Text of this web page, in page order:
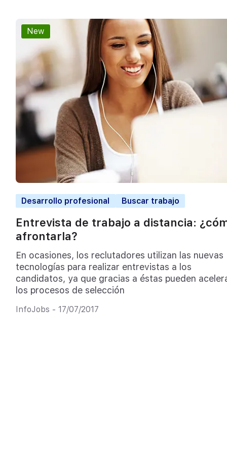
New
Desarrollo profesional Buscar trabajo
Entrevista de trabajo a distancia:
afrontarla?
En ocasiones, los reclutadores utilizan las nuevas
tecnologías para realizar entrevistas a los
candidatos, ya que gracias a éstas pueden
los procesos de selección
InfoJobs - 17/07/2017